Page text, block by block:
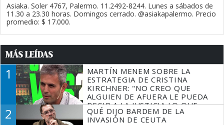
Asiaka. Soler 4767, Palermo. 11.2492-8244. Lunes a sábados de
11.30 a 23.30 horas. Domingos cerrado. @asiakapalermo. Precio
promedio: $ 17.000.
MÁS LEÍDAS
1
MARTÍN MENEM SOBRE LA
ESTRATEGIA DE CRISTINA
KIRCHNER: "NO CREO QUE
ALGUIEN DE AFUERA LE PUEDA
DECIR A LA JUSTICIA LO QUE
TIENE QUE HACER"
2
QUÉ DIJO BARDEM DE LA
INVASIÓN DE CEUTA